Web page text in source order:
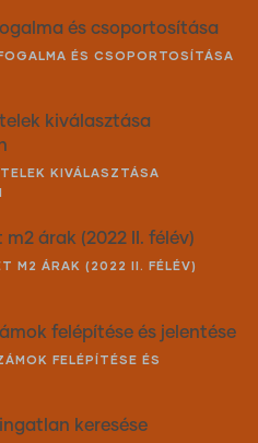
és csoportosítása
ÉS CSOPORTOSÍTÁSA
kiválasztása
KIVÁLASZTÁSA
m2 árak (2022 II. félév)
M2 ÁRAK (2022 II. FÉLÉV)
felépítése és jelentése
FELÉPÍTÉSE ÉS
keresése